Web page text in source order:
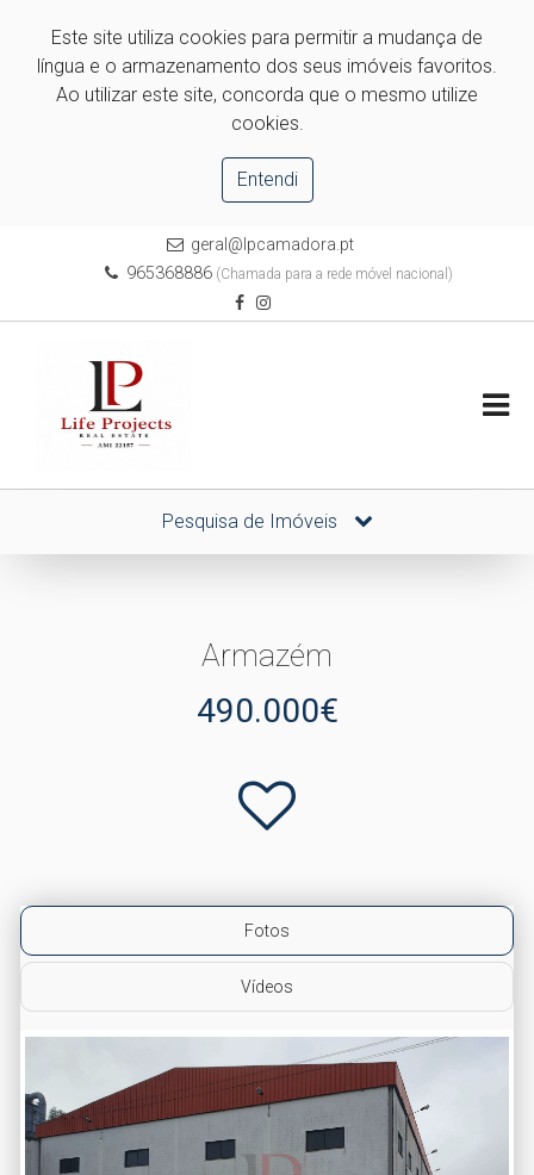
Este site utiliza cookies para permitir a mudança de
língua e o armazenamento dos seus imóveis favoritos.
Ao utilizar este site, concorda que o mesmo utilize
cookies.
Entendi
geral@lpcamadora.pt
965368886 (Chamada para a rede móvel nacional)
Pesquisa de Imóveis
Armazém
490.000€
Fotos
Vídeos